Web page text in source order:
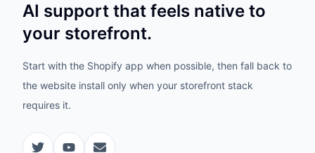
AI support that feels native to
your storefront.
Start with the Shopify app when possible, then fall back to
the website install only when your storefront stack
requires it.